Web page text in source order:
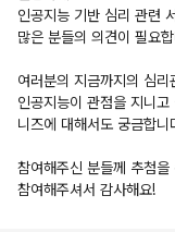
인공지능 기반 심리 관련
많은 분들의 의견이 필요
여러분의 지금까지의 심
인공지능이 관점을 지니
니즈에 대해서도 궁금합니
참여해주신 분들께 추첨
참여해주셔서 감사해요!